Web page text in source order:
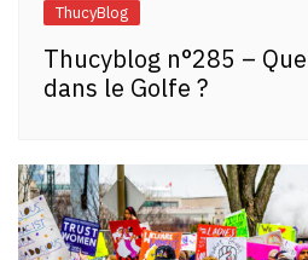
ThucyBlog
Thucyblog n°285 –
dans le Golfe ?